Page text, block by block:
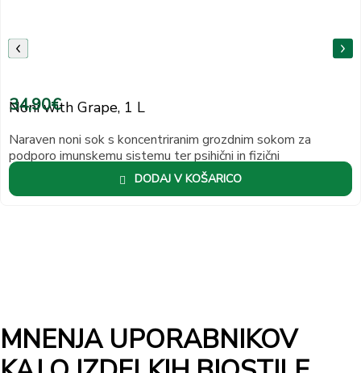
Noni with Grape, 1 L
Naraven noni sok s koncentriranim grozdnim sokom za
podporo imunskemu sistemu ter psihični in fizični
zmogljivosti. Brez alergenov, za odrasle.
34,90€
DODAJ V KOŠARICO
MNENJA UPORABNIKOV